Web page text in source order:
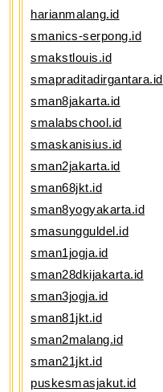
harianmalang.id
smanics-serpong.id
smakstlouis.id
smapraditadirgantara.id
sman8jakarta.id
smalabschool.id
smaskanisius.id
sman2jakarta.id
sman68jkt.id
sman8yogyakarta.id
smasungguldel.id
sman1jogja.id
sman28dkijakarta.id
sman3jogja.id
sman81jkt.id
sman2malang.id
sman21jkt.id
puskesmasjakut.id